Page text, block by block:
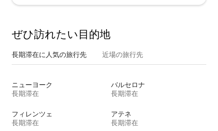
ぜひ訪⁠れ⁠た⁠い目⁠的⁠地
長期滞在に人気の旅行先 近場の旅行先
ニューヨーク
長期滞在
バルセロナ
長期滞在
フィレンツェ
長期滞在
アテネ
長期滞在